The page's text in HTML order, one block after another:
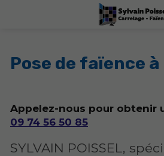
Pose de faïence
Appelez-nous pour obtenir
09 74 56 50 85
SYLVAIN POISSEL,